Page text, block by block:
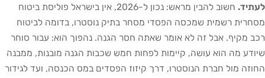
חשוב להבין מראש: נכון ל-2026, אין בישראל פוליסת ביטוח
רשמית שמכסה הפסדי מסחר בתיק נוסטרו, בדומה לביטוח
אבל זה לא אומר שאתה חסר הגנה. נהפוך הוא: עבור סוחר
מה הוא עושה, קיימות לפחות חמש שכבות הגנה מובנות, ממבנה
מול חברת הנוסטרו, דרך קיזוז הפסדים במס הכנסה, ועד לגידור